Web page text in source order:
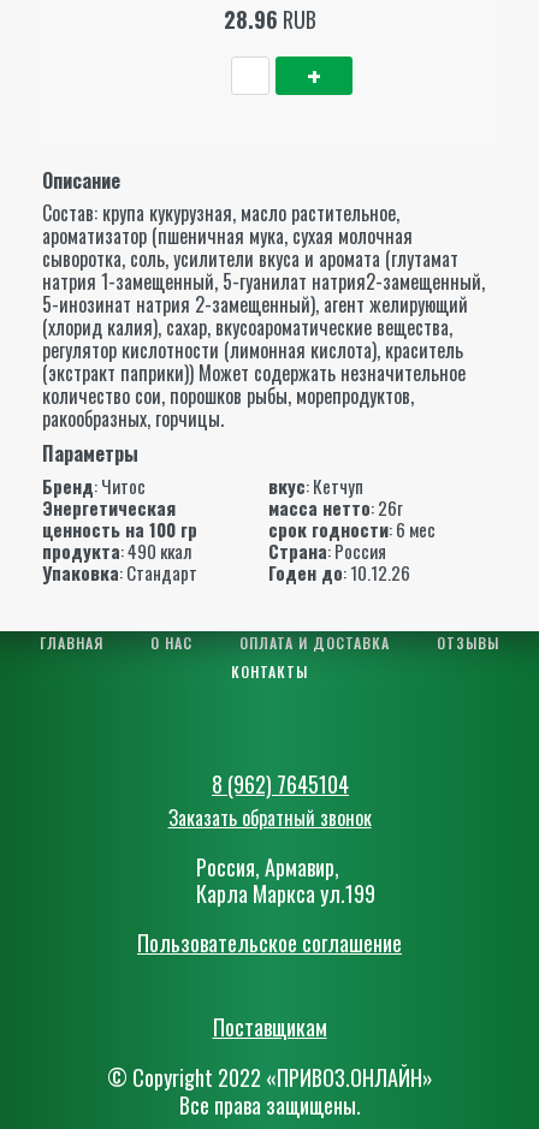
28.96 RUB
Описание
Состав: крупа кукурузная, масло растительное,
ароматизатор (пшеничная мука, сухая молочная
сыворотка, соль, усилители вкуса и аромата (глутамат
натрия 1-замещенный, 5-гуанилат натрия2-замещенный,
5-инозинат натрия 2-замещенный), агент желирующий
(хлорид калия), сахар, вкусоароматические вещества,
регулятор кислотности (лимонная кислота), краситель
(экстракт паприки)) Может содержать незначительное
количество сои, порошков рыбы, морепродуктов,
ракообразных, горчицы.
Параметры
Бренд:Читос вкус: Кетчуп
Энергетическая
ценность на 100 гр
продукта: 490 ккал
масса нетто: 26г
срок годности: 6 мес
Страна: Россия
Упаковка: Стандарт Годен до: 10.12.26
ГЛАВНАЯ О НАС ОПЛАТА И ДОСТАВКА
ОТЗЫВЫ
КОНТАКТЫ
8 (962) 7645104
Заказать обратный звонок
Россия, Армавир,
Карла Маркса ул.199
Пользовательское соглашение
Поставщикам
© Сopyright 2022 «ПРИВОЗ.ОНЛАЙН»
Все права защищены.